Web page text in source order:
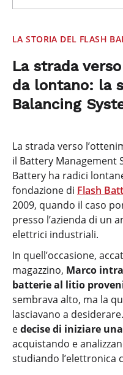
LA STORIA DEL FLASH
La strada
da lontano: la
Balancing
La strada verso
il Battery Management
Battery ha radici
fondazione di Flash
2009, quando il caso
presso l’azienda di un
elettrici industriali.
In quell’occasione,
magazzino, Marco
batterie al litio
sembrava alto, ma la
lasciavano a
edecise di iniziare
acquistando e
studiando l’elettronica